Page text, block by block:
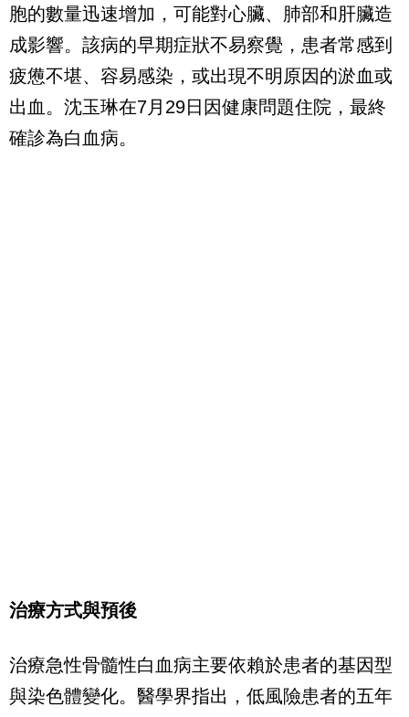
胞的數量迅速增加，可能對心臟、肺部和肝臟造
成影響。該病的早期症狀不易察覺，患者常感到
疲憊不堪、容易感染，或出現不明原因的淤血或
出血。沈玉琳在7月29日因健康問題住院，最終
確診為白血病。
治療方式與預後
治療急性骨髓性白血病主要依賴於患者的基因型
與染色體變化。醫學界指出，低風險患者的五年